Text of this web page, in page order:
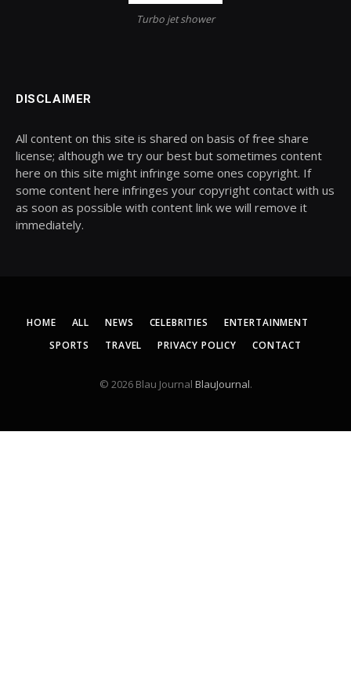
Turbo jet shower
DISCLAIMER
All content on this site is shared on basis of free share
license; although we try our best but sometimes content
here on this site might infringe some ones copyright. If
some content here infringes your copyright contact with us
as soon as possible with content link we will remove it
immediately.
HOME ALL NEWS CELEBRITIES
ENTERTAINMENT
SPORTS
TRAVEL PRIVACY POLICY CONTACT
© 2026 Blau Journal BlauJournal.